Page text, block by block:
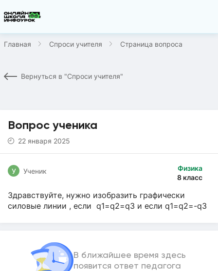
Главная Спроси учителя Страница вопроса
Вернуться в "Спроси учителя"
Вопрос ученика
22 января 2025
Физика
8 класс
У Ученик
Здравствуйте, нужно изобразить графически
силовые линии , если q1=q2=q3 и если q1=q2=-q3
В ближайшее время здесь
появится ответ педагога